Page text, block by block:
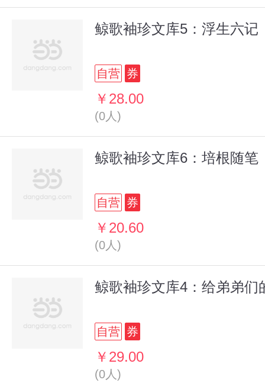
鲸歌袖珍文库5：浮生六记
自营 券
￥28.00
(0人)
鲸歌袖珍文库6：培根随笔
自营 券
￥20.60
(0人)
鲸歌袖珍文库4：给弟弟们
自营 券
￥29.00
(0人)